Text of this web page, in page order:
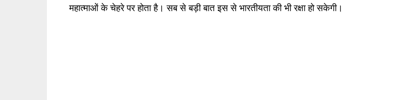
महात्माओं के चेहरे पर होता है। सब से बड़ी बात इस से भारतीयता की भी रक्षा हो सकेगी।